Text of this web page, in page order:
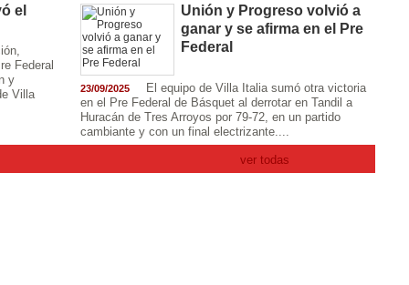
el
Federal
y
Villa
Unión y Progreso volvió a
ganar y se afirma en el Pre
Federal
23/09/2025
El equipo de Villa Italia sumó otra victoria
en el Pre Federal de Básquet al derrotar en Tandil a
Huracán de Tres Arroyos por 79-72, en un partido
cambiante y con un final electrizante....
ver todas